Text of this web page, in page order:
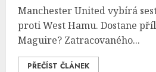
Manchester United vybírá
proti West Hamu. Dostane
Maguire? Zatracovaného...
PŘEČÍST ČLÁNEK